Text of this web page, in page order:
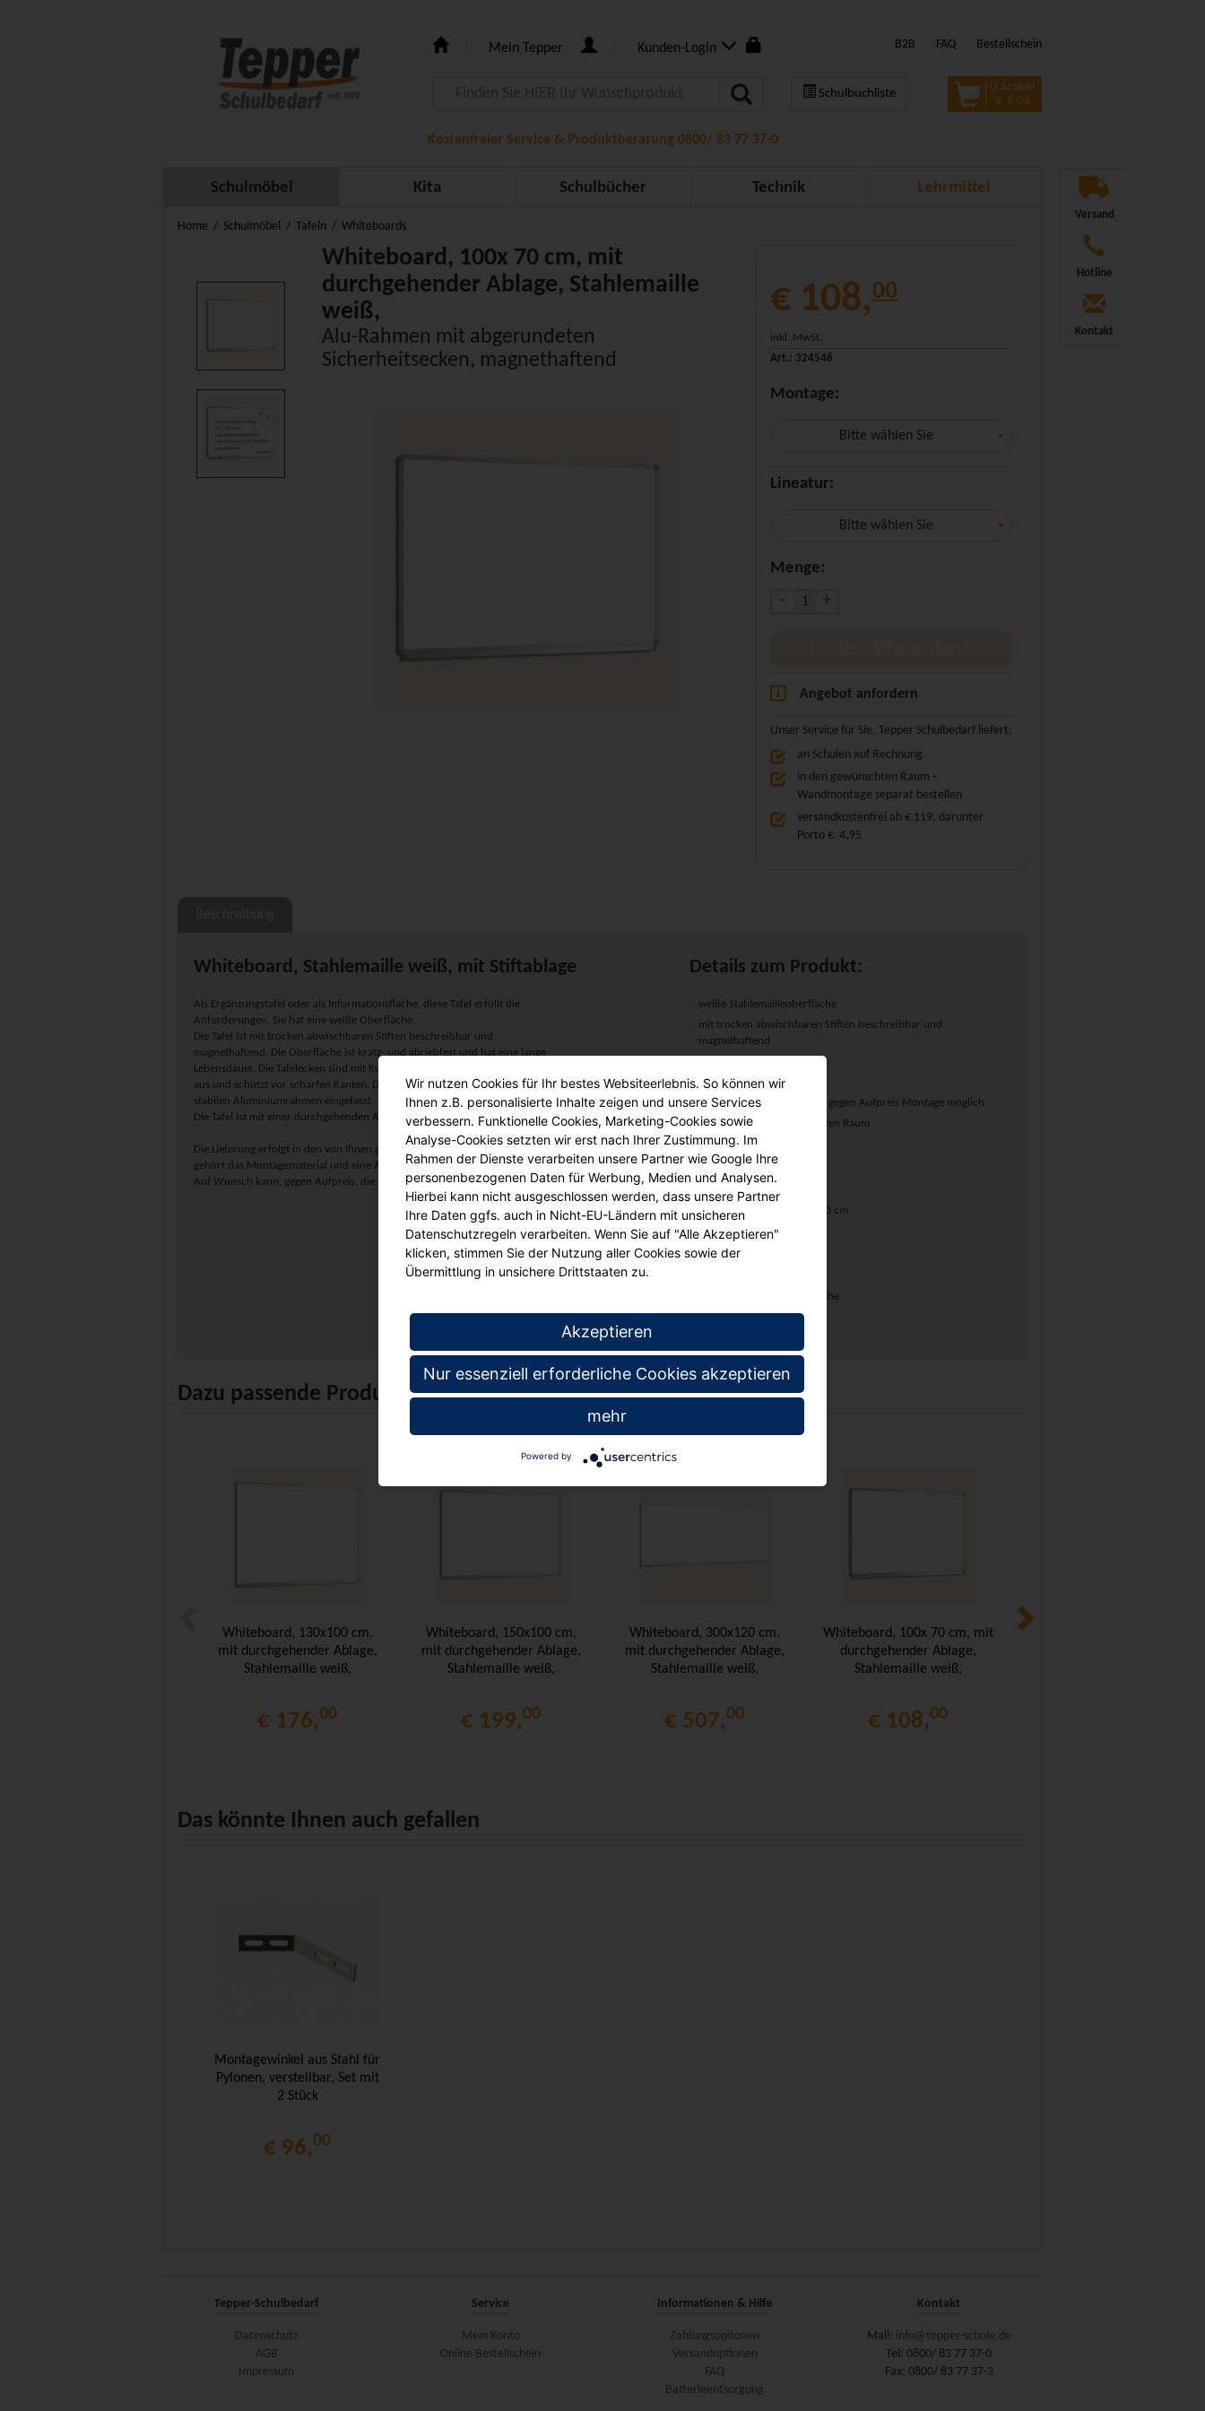
Mein Tepper Kunden-Login B2B FAQ Bestellschein
Schulbuchliste 0 Artikel
€ 0,00
Kostenfreier Service & Produktberatung 0800/ 83 77 37-0
Schulmöbel Kita Schulbücher Technik Lehrmittel
Versand
Hotline
Kontakt
Home Schulmöbel Tafeln Whiteboards
Whiteboard, 100x 70 cm, mit
durchgehender Ablage, Stahlemaille
weiß,
Alu-Rahmen mit abgerundeten
Sicherheitsecken, magnethaftend
€ 108,00
inkl. MwSt.
Art.: 324546
Montage:
Bitte wählen Sie
Lineatur:
Bitte wählen Sie
Menge:
Angebot anfordern
Unser Service für Sie. Tepper Schulbedarf liefert:
an Schulen auf Rechnung
in den gewünschten Raum -
Wandmontage separat bestellen
versandkostenfrei ab € 119, darunter
Porto € 4,95
Whiteboard, Stahlemaille weiß, mit Stiftablage
Als Ergänzungstafel oder als Informationsfläche, diese Tafel erfüllt die
Anforderungen. Sie hat eine weiße Oberfläche.
Die Tafel ist mit trocken abwischbaren Stiften beschreibbar und
magnethaftend. Die Oberfläche ist kratz- und abriebfest und hat eine lange
Lebensdauer. Die Tafelecken sind mit Kunststoff verkleidet, das sieht gut
aus und schützt vor scharfen Kanten. Die Schreibfläche ist mit einem
stabilen Aluminiumrahmen eingefasst.
Die Tafel ist mit einer durchgehenden Aluminium-Ablage ausgestattet.
Die Lieferung erfolgt in den von Ihnen gewünschten Raum. Zum Lieferumfang
gehört das Montagematerial und eine Aufbauanleitung.
Auf Wunsch kann, gegen Aufpreis, die Tafel fachgerecht montiert werden.
Details zum Produkt:
weiße Stahlemailleoberfläche
mit trocken abwischbaren Stiften beschreibbar und
magnethaftend
mit Aluminiumablage
inklusive Montagematerial, gegen Aufpreis Montage möglich
Lieferung in den gewünschten Raum
Maße:
Arbeitsfläche (B/H): 100x70 cm
Schreibfläche: 0,7 m²
Weiße Stahlemailleoberfläche
.
Dazu passende Produkte
Whiteboard, 130x100 cm,
mit durchgehender Ablage,
Stahlemaille weiß,
€ 176,00
Whiteboard, 150x100 cm,
mit durchgehender Ablage,
Stahlemaille weiß,
€ 199,00
Whiteboard, 300x120 cm,
mit durchgehender Ablage,
Stahlemaille weiß,
€ 507,00
Whiteboard, 100x 70 cm, mit
durchgehender Ablage,
Stahlemaille weiß,
€ 108,00
Das könnte Ihnen auch gefallen
Montagewinkel aus Stahl für
Pylonen, verstellbar, Set mit
2 Stück
€ 96,00
Tepper-Schulbedarf
Datenschutz
AGB
Impressum
Service
Mein Konto
Online Bestellschein
Informationen & Hilfe
Zahlungsoptionen
Versandoptionen
FAQ
Batterieentsorgung
Kontakt
Mail: info@tepper-schule.de
Tel: 0800/ 83 77 37-0
Fax: 0800/ 83 77 37-3
Wir nutzen Cookies für Ihr bestes Websiteerlebnis. So können wir
Ihnen z.B. personalisierte Inhalte zeigen und unsere Services
verbessern. Funktionelle Cookies, Marketing-Cookies sowie
Analyse-Cookies setzten wir erst nach Ihrer Zustimmung. Im
Rahmen der Dienste verarbeiten unsere Partner wie Google Ihre
personenbezogenen Daten für Werbung, Medien und Analysen.
Hierbei kann nicht ausgeschlossen werden, dass unsere Partner
Ihre Daten ggfs. auch in Nicht-EU-Ländern mit unsicheren
Datenschutzregeln verarbeiten. Wenn Sie auf "Alle Akzeptieren"
klicken, stimmen Sie der Nutzung aller Cookies sowie der
Übermittlung in unsichere Drittstaaten zu.
Akzeptieren
Nur essenziell erforderliche Cookies akzeptieren
mehr
Powered by